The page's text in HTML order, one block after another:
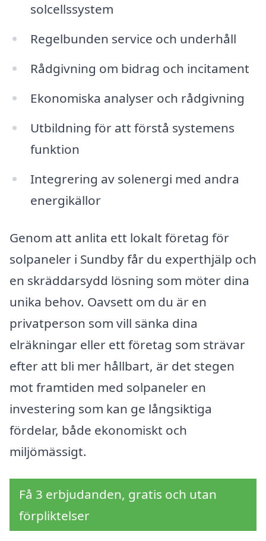
solcellssystem
Regelbunden service och underhåll
Rådgivning om bidrag och incitament
Ekonomiska analyser och rådgivning
Utbildning för att förstå systemens
funktion
Integrering av solenergi med andra
energikällor
Genom att anlita ett lokalt företag för
solpaneler i Sundby får du experthjälp och
en skräddarsydd lösning som möter dina
unika behov. Oavsett om du är en
privatperson som vill sänka dina
elräkningar eller ett företag som strävar
efter att bli mer hållbart, är det stegen
mot framtiden med solpaneler en
investering som kan ge långsiktiga
fördelar, både ekonomiskt och
miljömässigt.
Få 3 erbjudanden, gratis och utan
förpliktelser